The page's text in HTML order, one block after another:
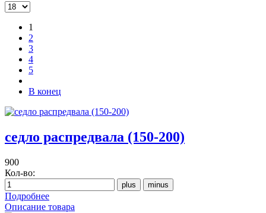
1
2
3
4
5
В конец
седло распредвала (150-200)
900
Кол-во:
Подробнее
Описание товара